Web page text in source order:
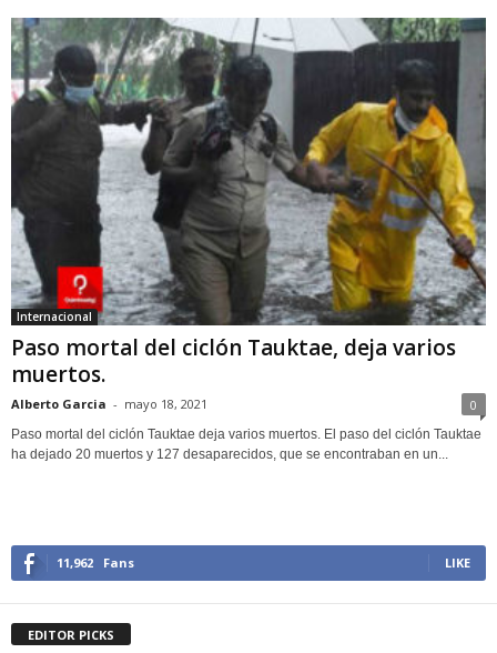
Internacional
Paso mortal del ciclón Tauktae, deja varios
muertos.
Alberto Garcia - mayo 18, 2021 0
Paso mortal del ciclón Tauktae deja varios muertos. El paso del ciclón Tauktae
ha dejado 20 muertos y 127 desaparecidos, que se encontraban en un...
11,962 Fans LIKE
EDITOR PICKS